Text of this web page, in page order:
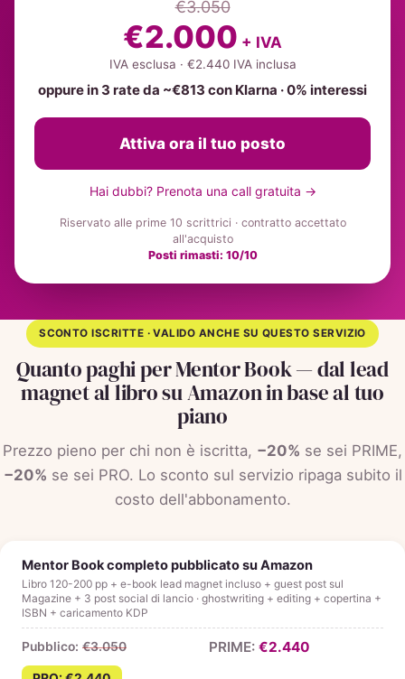
€3.050
€2.000 + IVA
IVA esclusa · €2.440 IVA inclusa
oppure in 3 rate da ~€813 con Klarna · 0% interessi
Attiva ora il tuo posto
Hai dubbi? Prenota una call gratuita →
Riservato alle prime 10 scrittrici · contratto accettato
all'acquisto
Posti rimasti: 10/10
SCONTO ISCRITTE · VALIDO ANCHE SU QUESTO SERVIZIO
Quanto paghi per Mentor Book — dal lead
magnet al libro su Amazon in base al tuo
piano
Prezzo pieno per chi non è iscritta, −20% se sei PRIME,
−20% se sei PRO. Lo sconto sul servizio ripaga subito il
costo dell'abbonamento.
Mentor Book completo pubblicato su Amazon
Libro 120-200 pp + e-book lead magnet incluso + guest post sul
Magazine + 3 post social di lancio · ghostwriting + editing + copertina +
ISBN + caricamento KDP
€3.050 €2.440